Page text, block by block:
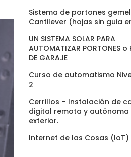
Sistema de portones
Cantilever (hojas sin guia
UN SISTEMA SOLAR PARA
AUTOMATIZAR PORTONES o
DE GARAJE
Curso de automatismo
2
Cerrillos – Instalación de
digital remota y autónoma
exterior.
Internet de las Cosas (IoT)